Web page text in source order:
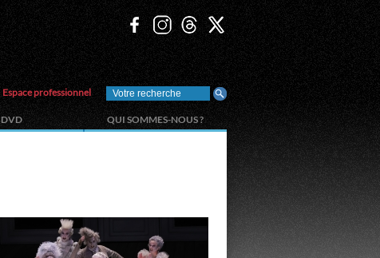
Espace professionnel
DVD QUI SOMMES-NOUS ?